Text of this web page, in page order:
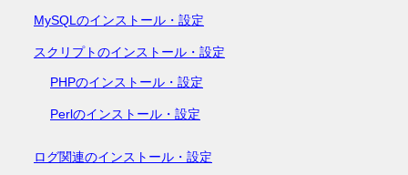
MySQLのインストール・設定
スクリプトのインストール・設定
PHPのインストール・設定
Perlのインストール・設定
ログ関連のインストール・設定